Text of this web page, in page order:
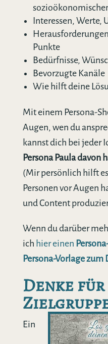
Interessen, Werte,
Punkte
Bedürfnisse,
Bevorzugte Kanäle
Wie hilft deine
Mit einem Persona-
Augen, wen du
kannst dich bei jeder
Persona Paula davon
(Mir persönlich hilft
Personen vor Augen
und Content
Wenn du darüber
ich hier einen
Persona-Vorlage zum
Denke
Ein